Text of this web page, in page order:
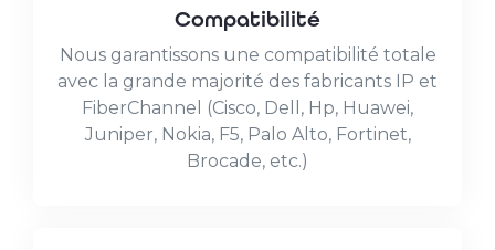
Compatibilité
Nous garantissons une compatibilité totale
avec la grande majorité des fabricants IP et
FiberChannel (Cisco, Dell, Hp, Huawei,
Juniper, Nokia, F5, Palo Alto, Fortinet,
Brocade, etc.)